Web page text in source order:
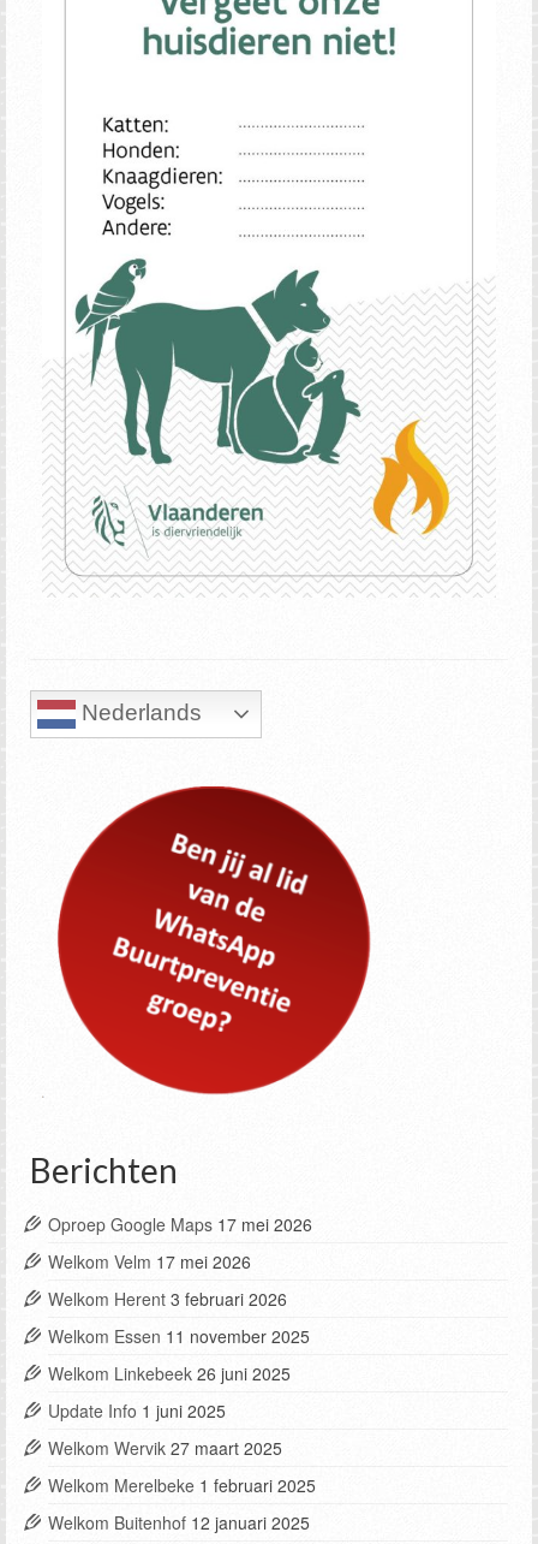
Nederlands
Berichten
Oproep Google Maps 17 mei 2026
Welkom Velm 17 mei 2026
Welkom Herent 3 februari 2026
Welkom Essen 11 november 2025
Welkom Linkebeek 26 juni 2025
Update Info 1 juni 2025
Welkom Wervik 27 maart 2025
Welkom Merelbeke 1 februari 2025
Welkom Buitenhof 12 januari 2025